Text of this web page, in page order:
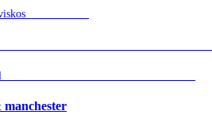
manchester